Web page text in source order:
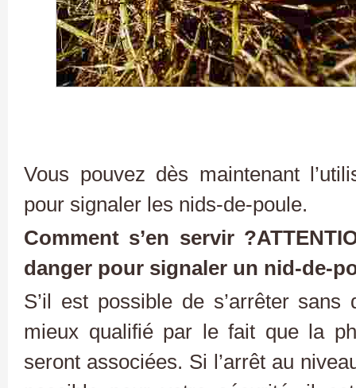
Vous pouvez dès maintenant
pour signaler les nids-de-poule.
Comment s’en servir ?
danger pour signaler un nid-de-
S’il est possible de s’arrêter
mieux qualifié par le fait que la
seront associées. Si l’arrêt au